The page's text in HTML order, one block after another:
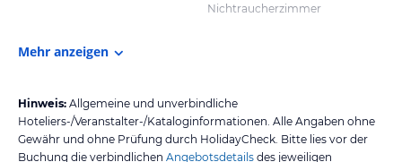
Nichtraucherzimmer
Mehr anzeigen
Hinweis: Allgemeine und unverbindliche
Hoteliers-/Veranstalter-/Kataloginformationen. Alle Angaben ohne
Gewähr und ohne Prüfung durch HolidayCheck. Bitte lies vor der
Buchung die verbindlichen Angebotsdetails des jeweiligen